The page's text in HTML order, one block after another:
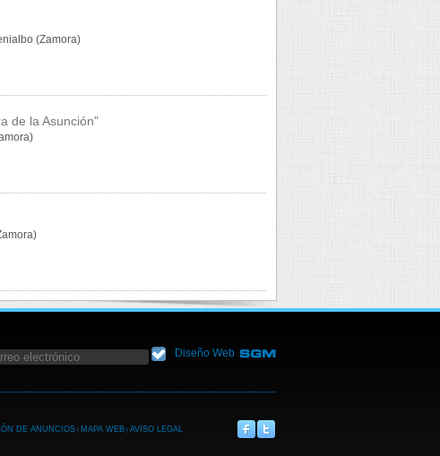
(Zamora)
de la Asunción"
Diseño Web
DE ANUNCIOS MAPA WEB AVISO LEGAL